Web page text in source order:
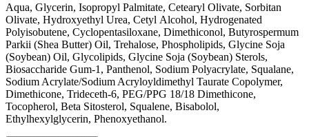
Aqua, Glycerin, Isopropyl Palmitate, Cetearyl Olivate, Sorbitan
Olivate, Hydroxyethyl Urea, Сetyl Аlcohol, Hydrogenated
Polyisobutene, Cyclopentasiloxane, Dimethiconol, Butyrospermum
Parkii (Shea Butter) Oil, Trehalose, Phospholipids, Glycine Soja
(Soybean) Oil, Glycolipids, Glycine Soja (Soybean) Sterols,
Biosaccharide Gum-1, Panthenol, Sodium Polyacrylate, Squalane,
Sodium Acrylate/Sodium Acryloyldimethyl Taurate Copolymer,
Dimethicone, Trideceth-6, PEG/PPG 18/18 Dimethicone,
Tocopherol, Beta Sitosterol, Squalene, Bisabolol,
Ethylhexylglycerin, Phenoxyethanol.